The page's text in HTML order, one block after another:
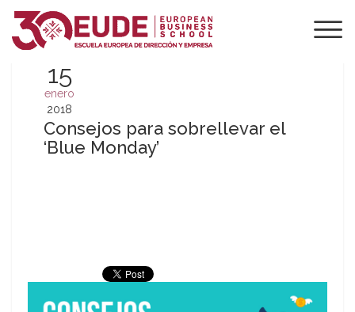
15
enero
2018
Consejos para sobrellevar el
‘Blue Monday’